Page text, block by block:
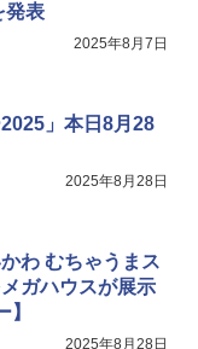
発表
2025年8月7日
」本日8月28
2025年8月28日
わ むちゃうまス
ガハウスが展示
】
2025年8月28日